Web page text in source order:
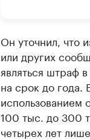
Он уточнил, что
или других
являться штраф
на срок до года.
использованием
100 тыс. до 300
четырех лет